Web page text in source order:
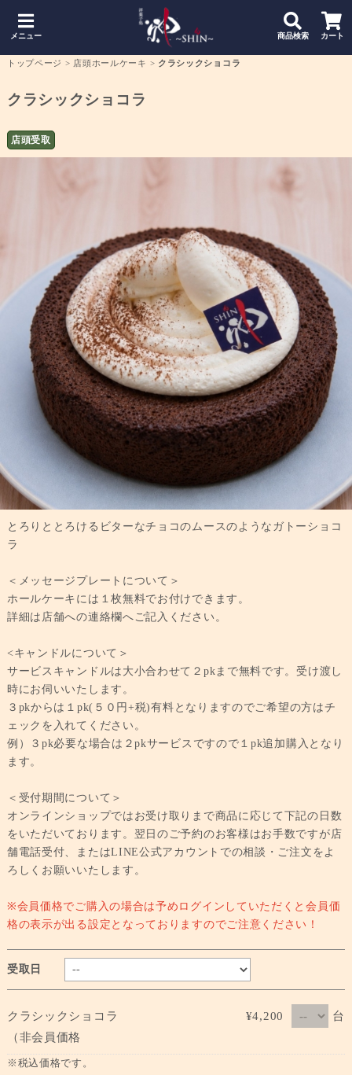
メニュー 商品検索 カート
トップページ > 店頭ホールケーキ > クラシックショコラ
クラシックショコラ
店頭受取
とろりととろけるビターなチョコのムースのようなガトーショコ
ラ
＜メッセージプレートについて＞
ホールケーキには１枚無料でお付けできます。
詳細は店舗への連絡欄へご記入ください。
<キャンドルについて＞
サービスキャンドルは大小合わせて２pkまで無料です。受け渡し
時にお伺いいたします。
３pkからは１pk(５０円+税)有料となりますのでご希望の方はチ
ェックを入れてください。
例）３pk必要な場合は２pkサービスですので１pk追加購入となり
ます。
＜受付期間について＞
オンラインショップではお受け取りまで商品に応じて下記の日数
をいただいております。翌日のご予約のお客様はお手数ですが店
舗電話受付、またはLINE公式アカウントでの相談・ご注文をよ
ろしくお願いいたします。
※会員価格でご購入の場合は予めログインしていただくと会員価
格の表示が出る設定となっておりますのでご注意ください！
受取日
クラシックショコラ
（非会員価格
¥4,200 台
※税込価格です。